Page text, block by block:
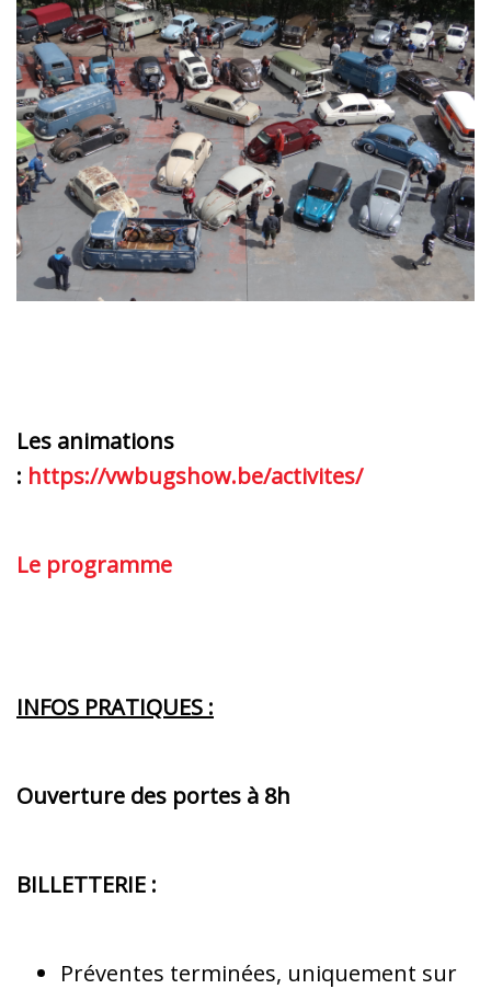
Les animations
: https://vwbugshow.be/activites/
Le programme
INFOS PRATIQUES :
Ouverture des portes à 8h
BILLETTERIE :
Préventes terminées, uniquement sur